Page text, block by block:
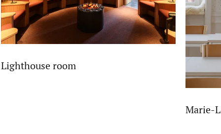
Lighthouse room
Marie-